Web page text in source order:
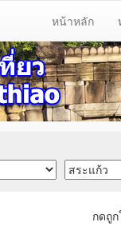
หน้าหลัก
กดถู